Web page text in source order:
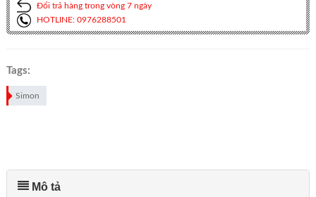
Đổi trả hàng trong vòng 7 ngày
HOTLINE: 0976288501
Tags:
Simon
Mô tả